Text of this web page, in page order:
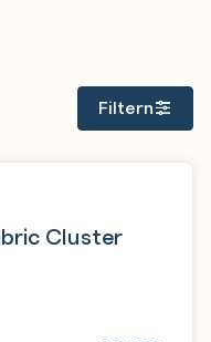
Filtern
Cluster